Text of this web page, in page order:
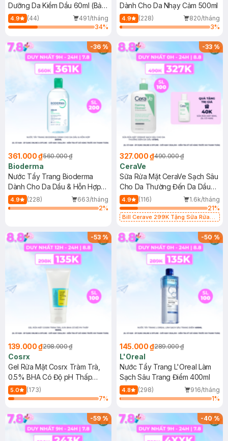
Dưỡng Da Kiềm Dầu 60ml (Bản
Mới)
4.9 (44)
491/tháng
34%
Dành Cho Da Nhạy Cảm 500ml
4.9 (228)
820/tháng
3%
-36%
361.000 ₫560.000 ₫
Bioderma
Nước Tẩy Trang Bioderma
Dành Cho Da Dầu & Hỗn Hợp
500ml
4.9 (228)
663/tháng
2%
-33%
327.000 ₫490.000 ₫
CeraVe
Sữa Rửa Mặt CeraVe Sạch Sâu
Cho Da Thường Đến Da Dầu
473ml
4.9 (116)
1.6k/tháng
21%
Bill Cerave 299K Tặng Sữa Rửa
-53%
139.000 ₫298.000 ₫
Cosrx
Gel Rửa Mặt Cosrx Tràm Trà,
0.5% BHA Có Độ pH Thấp
150ml
5.0
(173)
7%
-50%
145.000 ₫289.000 ₫
L'Oreal
Nước Tẩy Trang L'Oreal Làm
Sạch Sâu Trang Điểm 400ml
4.8 (298)
916/tháng
1%
-59% -40%